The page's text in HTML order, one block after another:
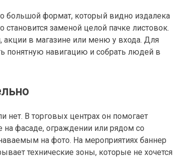
большой формат, который видно издалека
заменой целой пачке листовок.
акции в магазине или меню у входа. Для
понятную навигацию и собрать людей в
нет. В торговых центрах он помогает
фасаде, ограждении или рядом со
на фото. На мероприятиях баннер
технические зоны, которые не хочется